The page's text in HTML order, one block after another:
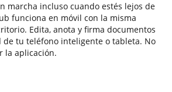
marcha incluso cuando estés lejos de
funciona en móvil con la misma
Edita, anota y firma documentos
de tu teléfono inteligente o tableta. No
la aplicación.